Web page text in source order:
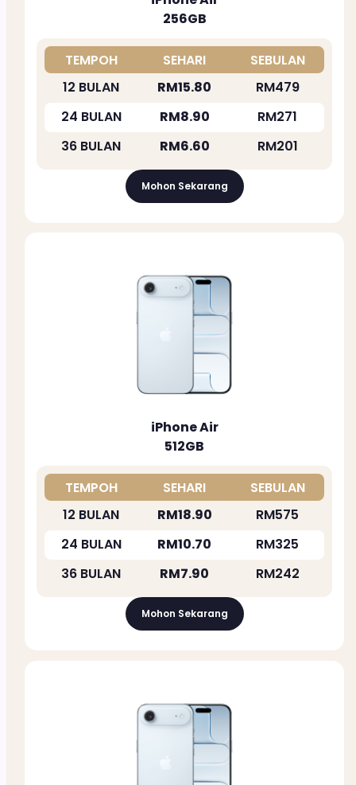
256GB
TEMPOH SEHARI
SEBULAN
12 BULAN
RM15.80
RM479
24 BULAN
RM8.90
RM271
36 BULAN
RM6.60 RM201
Mohon Sekarang
iPhone Air
512GB
TEMPOH SEHARI
SEBULAN
12 BULAN
RM18.90
RM575
24 BULAN
RM10.70
RM325
36 BULAN
RM7.90 RM242
Mohon Sekarang